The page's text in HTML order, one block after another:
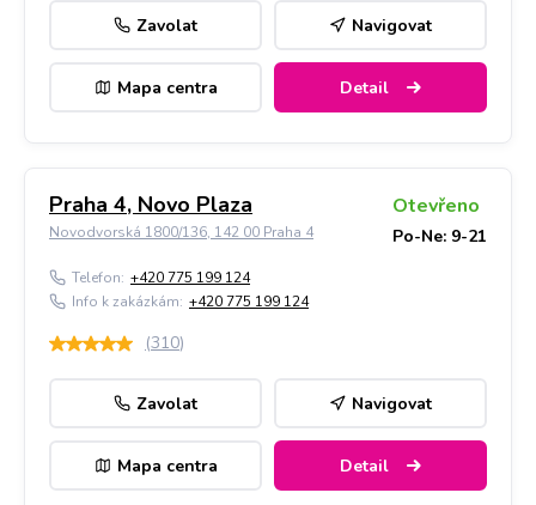
Zavolat Navigovat
Mapa centra Detail
Praha 4, Novo Plaza
Novodvorská 1800/136, 142 00 Praha 4
Otevřeno
Po-Ne: 9-21
Telefon: +420 775 199 124
Info k zakázkám: +420 775 199 124
(310)
Zavolat Navigovat
Mapa centra Detail